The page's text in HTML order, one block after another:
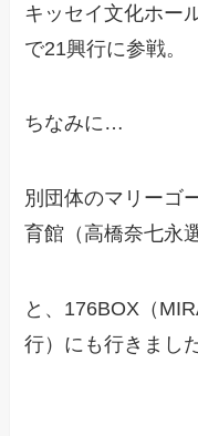
キッセイ文化ホー
で21興行に参戦。
ちなみに…
別団体のマリーゴ
育館（高橋奈七永
と、176BOX（
行）にも行きまし